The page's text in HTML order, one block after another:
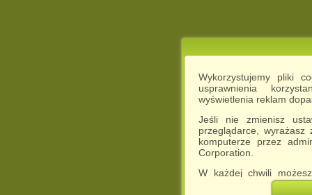
Wykorzystujemy pliki
usprawnienia
wyświetlenia reklam
Jeśli nie zmienisz
przeglądarce,
komputerze przez
Corporation.
W każdej chwili
cookies w swojej